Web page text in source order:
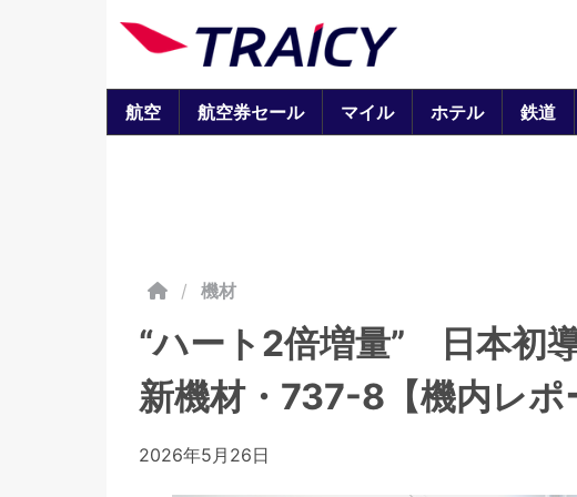
航空 航空券セール マイル ホテル 鉄道
/ 機材
“ハート2倍増量” 日本初
新機材・737-8【機内レポ
2026年5月26日